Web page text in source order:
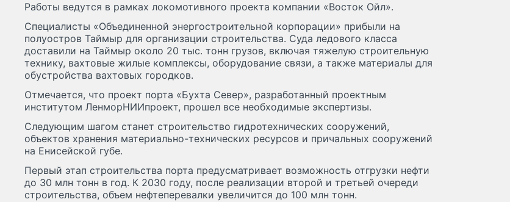
Работы ведутся в рамках локомотивного проекта компании «Восток Ойл».
Специалисты «Объединенной энергостроительной корпорации» прибыли на
полуостров Таймыр для организации строительства. Суда ледового класса
доставили на Таймыр около 20 тыс. тонн грузов, включая тяжелую строительную
технику, вахтовые жилые комплексы, оборудование связи, а также материалы для
обустройства вахтовых городков.
Отмечается, что проект порта «Бухта Север», разработанный проектным
институтом ЛенморНИИпроект, прошел все необходимые экспертизы.
Следующим шагом станет строительство гидротехнических сооружений,
объектов хранения материально-технических ресурсов и причальных сооружений
на Енисейской губе.
Первый этап строительства порта предусматривает возможность отгрузки нефти
до 30 млн тонн в год. К 2030 году, после реализации второй и третьей очереди
строительства, объем нефтеперевалки увеличится до 100 млн тонн.